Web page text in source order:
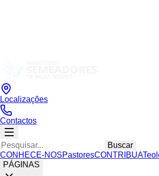
Localizações
Contactos
Buscar
CONHECE-NOSPastoresCONTRIBUA
PÁGINAS